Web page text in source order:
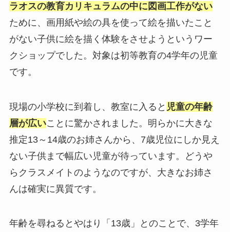
ラオスの教育カリキュラムの中に図画工作がない
ために、画用紙や絵の具を使って絵を描いたこと
がない子供に絵を描く体験をさせようというワー
クショップでした。対象は初等教育の4学年の児童
です。
現場の小学校に到着し、教室に入ると 児童の年齢
層が広いことに驚かされました。明らかに大きな
推定13～14歳のお姉さんから、7歳児位にしか見え
ない子供まで幅広い児童が待っています。どうや
らクラスメイトのようなのですが、大きなお姉さ
んは確実に異質です。
年齢を尋ねるとやはり「13歳」とのことで、3学年